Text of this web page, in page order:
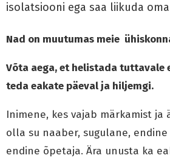
isolatsiooni ega saa liikuda
Nad on muutumas meie
Võta aega, et helistada tuttavale
teda eakate päeval ja hiljemgi.
Inimene, kes vajab märkamist ja
olla su naaber, sugulane,
endine õpetaja. Ära unusta ka